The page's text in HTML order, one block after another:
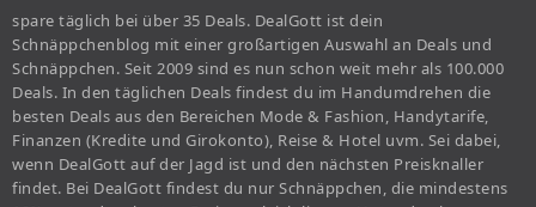
spare täglich bei über 35 Deals. DealGott ist dein
Schnäppchenblog mit einer großartigen Auswahl an Deals und
Schnäppchen. Seit 2009 sind es nun schon weit mehr als 100.000
Deals. In den täglichen Deals findest du im Handumdrehen die
besten Deals aus den Bereichen Mode & Fashion, Handytarife,
Finanzen (Kredite und Girokonto), Reise & Hotel uvm. Sei dabei,
wenn DealGott auf der Jagd ist und den nächsten Preisknaller
findet. Bei DealGott findest du nur Schnäppchen, die mindestens